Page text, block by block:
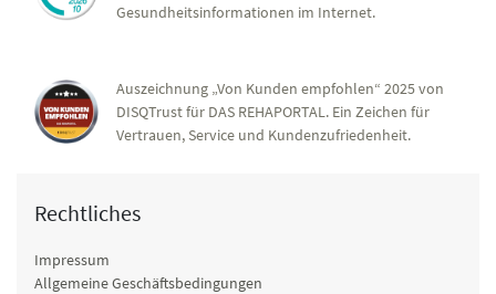
Gesundheitsinformationen im Internet.
Auszeichnung „Von Kunden empfohlen“ 2025 von
DISQTrust für DAS REHAPORTAL. Ein Zeichen für
Vertrauen, Service und Kundenzufriedenheit.
Rechtliches
Impressum
Allgemeine Geschäftsbedingungen